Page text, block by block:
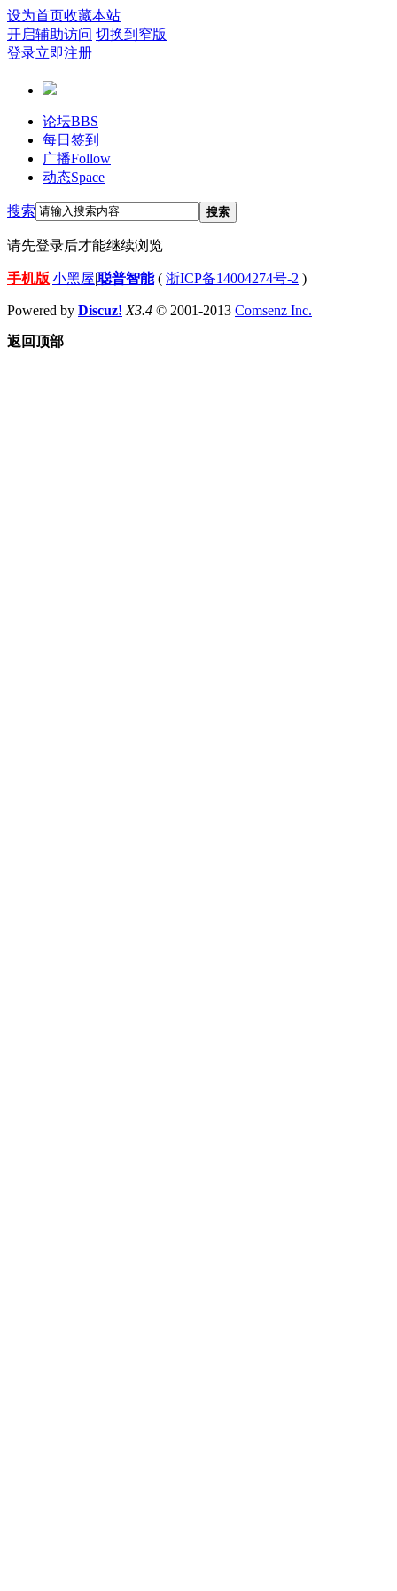
设为首页收藏本站
开启辅助访问 切换到窄版
登录立即注册
论坛BBS
每日签到
广播Follow
动态Space
搜索 搜索
请先登录后才能继续浏览
手机版|小黑屋|聪普智能( 浙ICP备14004274号-2 )
Powered by Discuz! X3.4 © 2001-2013 Comsenz Inc.
返回顶部